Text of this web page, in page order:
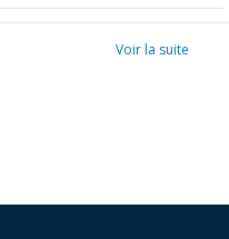
Voir la suite